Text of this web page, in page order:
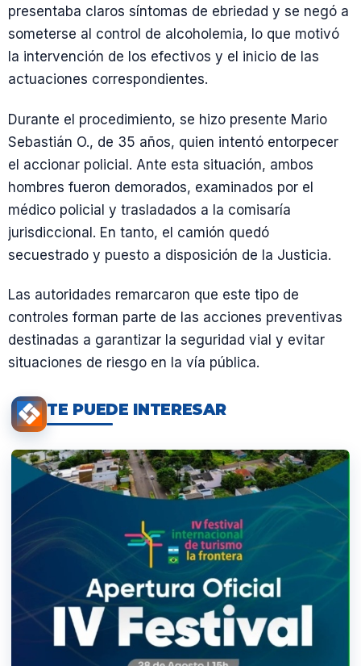
presentaba claros síntomas de ebriedad y se negó a
someterse al control de alcoholemia, lo que motivó
la intervención de los efectivos y el inicio de las
actuaciones correspondientes.
Durante el procedimiento, se hizo presente Mario
Sebastián O., de 35 años, quien intentó entorpecer
el accionar policial. Ante esta situación, ambos
hombres fueron demorados, examinados por el
médico policial y trasladados a la comisaría
jurisdiccional. En tanto, el camión quedó
secuestrado y puesto a disposición de la Justicia.
Las autoridades remarcaron que este tipo de
controles forman parte de las acciones preventivas
destinadas a garantizar la seguridad vial y evitar
situaciones de riesgo en la vía pública.
TE PUEDE INTERESAR